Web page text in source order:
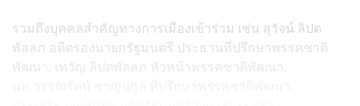
รวมถึงบุคคลสำคัญทางการเมืองเข้าร่วม เช่น สุวัจน์ ลิปต
พัลลภ อดีตรองนายกรัฐมนตรี ประธานที่ปรึกษาพรรคชาติ
พัฒนา, เทวัญ ลิปตพัลลภ หัวหน้าพรรคชาติพัฒนา,